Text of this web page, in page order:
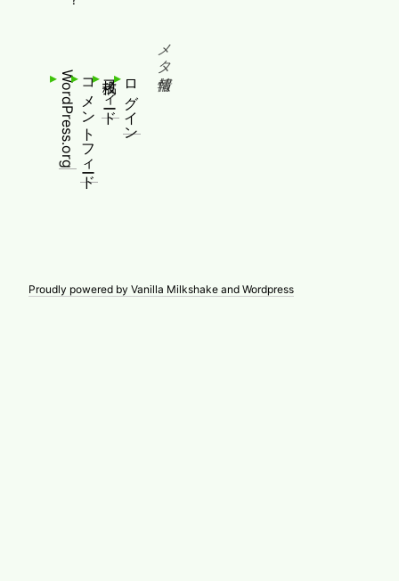
メタ情報
ログイン
投稿フィード
コメントフィード
WordPress.org
Proudly powered by Vanilla Milkshake and Wordpress